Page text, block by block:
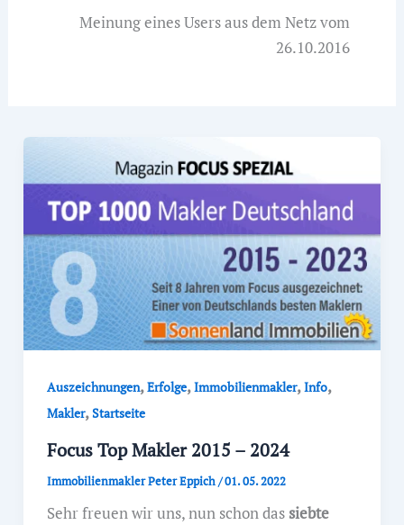
Meinung eines Users aus dem Netz vom
26.10.2016
Auszeichnungen,Erfolge,Immobilienmakler,Info,
Makler,Startseite
Focus Top Makler 2015 – 2024
Immobilienmakler Peter Eppich/01. 05. 2022
Sehr freuen wir uns, nun schon das siebte